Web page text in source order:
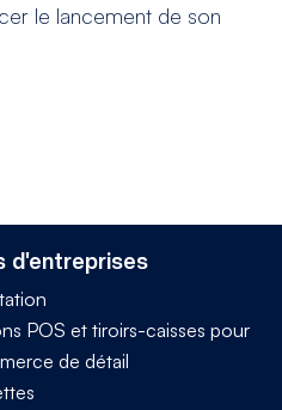
le lancement de son
d'entreprises
POS et tiroirs-caisses pour
de détail